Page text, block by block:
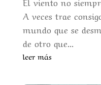
A veces trae
mundo que se
de otro que...
leer más